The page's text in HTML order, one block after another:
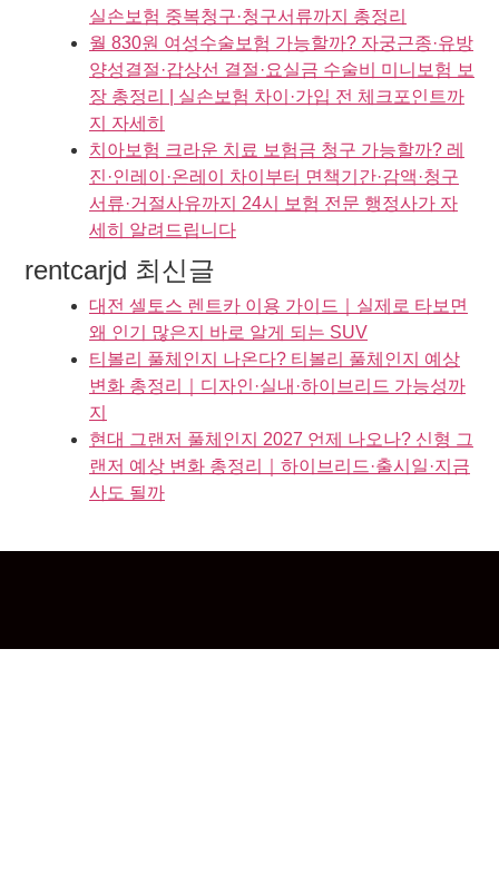
실손보험 중복청구·청구서류까지 총정리
월 830원 여성수술보험 가능할까? 자궁근종·유방
양성결절·갑상선 결절·요실금 수술비 미니보험 보
장 총정리 | 실손보험 차이·가입 전 체크포인트까
지 자세히
치아보험 크라운 치료 보험금 청구 가능할까? 레
진·인레이·온레이 차이부터 면책기간·감액·청구
서류·거절사유까지 24시 보험 전문 행정사가 자
세히 알려드립니다
rentcarjd 최신글
대전 셀토스 렌트카 이용 가이드｜실제로 타보면
왜 인기 많은지 바로 알게 되는 SUV
티볼리 풀체인지 나온다? 티볼리 풀체인지 예상
변화 총정리｜디자인·실내·하이브리드 가능성까
지
현대 그랜저 풀체인지 2027 언제 나오나? 신형 그
랜저 예상 변화 총정리｜하이브리드·출시일·지금
사도 될까